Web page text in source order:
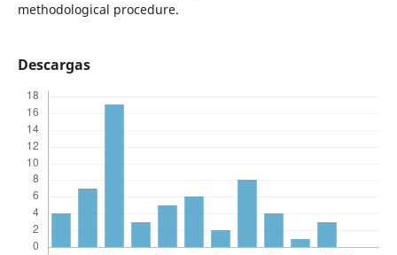
methodological procedure.
Descargas